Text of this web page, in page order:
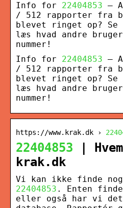
Info for 22404853 –
/ 512 rapporter fra
blevet ringet op? Se
læs hvad andre
nummer!
Info for 22404853 –
/ 512 rapporter fra
blevet ringet op? Se
læs hvad andre
nummer!
https://www.krak.dk ›
22404853 |
krak.dk
Vi kan ikke finde
22404853 . Enten
eller også har vi